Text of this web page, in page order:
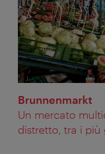
Brunnenmarkt
Un mercato
distretto, tra i più